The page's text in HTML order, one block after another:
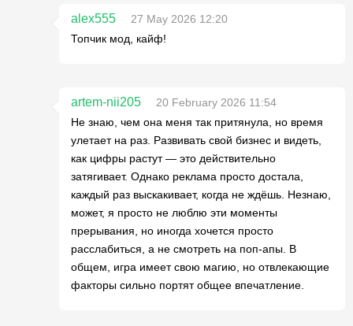
alex555
27 May 2026 12:20
Топчик мод, кайф!
artem-nii205
20 February 2026 11:54
Не знаю, чем она меня так притянула, но время
улетает на раз. Развивать свой бизнес и видеть,
как цифры растут — это действительно
затягивает. Однако реклама просто достала,
каждый раз выскакивает, когда не ждёшь. Незнаю,
может, я просто не люблю эти моменты
прерывания, но иногда хочется просто
расслабиться, а не смотреть на поп-апы. В
общем, игра имеет свою магию, но отвлекающие
факторы сильно портят общее впечатление.